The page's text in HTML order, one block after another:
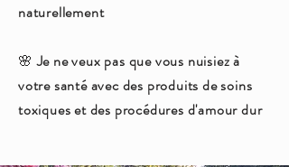
naturellement
🌸Je ne veux pas que vous nuisiez à
votre santé avec des produits de soins
toxiques et des procédures d'amour dur